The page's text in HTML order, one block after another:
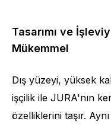
Tasarımı ve
Mükemmel
Dış yüzeyi, yüksek
işçilik ile JURA'nın
özelliklerini taşır.